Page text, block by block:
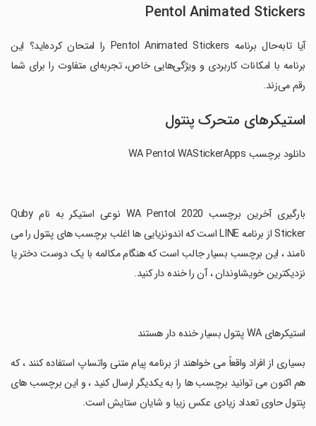
Pentol Animated Stickers
آیا تابه‌حال برنامه Pentol Animated Stickers را امتحان کرده‌اید؟ این
برنامه با امکانات کاربردی و ویژگی‌هایی خاص، تجربه‌ای متفاوت را برای شما
رقم می‌زند.
استیکرهای متحرک پنتول
‏‏دانلود برچسب WA Pentol WAStickerApps
‏بارگیری آخرین برچسب WA Pentol 2020 نوعی استیکر به نام Quby
Sticker از برنامه LINE است که اندونزیایی ها اغلب برچسب های پنتول را می
نامند ، این برچسب بسیار جالب است که هنگام مکالمه با یک دوست دختر یا
نزدیکترین خویشاوندان ، آن را خنده دار کنید.
‏استیکرهای WA پنتول بسیار خنده دار هستند
‏بسیاری از افراد واقعاً می خواهند از برنامه پیام متنی واتساپ استفاده کنند ، که
هم اکنون می توانید برچسب ها را به یکدیگر ارسال کنید ، و این برچسب های
پنتول حاوی تعداد زیادی عکس زیبا و شایان ستایش است.